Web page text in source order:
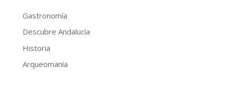
Gastronomía
Descubre Andalucía
Historia
Arqueomanía